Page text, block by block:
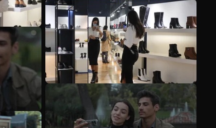
Mehr anzeigen